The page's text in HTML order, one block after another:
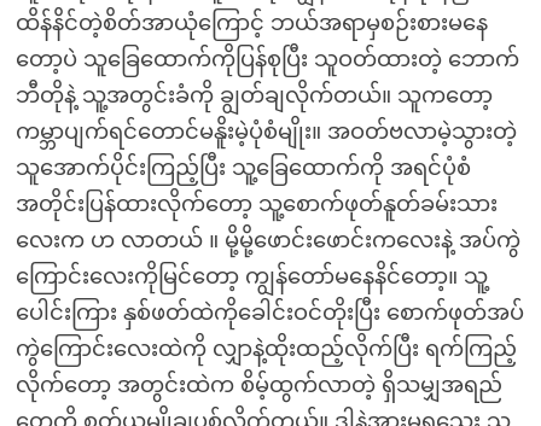
ထိန်နိင်တဲ့စိတ်အာယုံကြောင့် ဘယ်အရာမှစဉ်းစားမနေ
တော့ပဲ သူခြေထောက်ကိုပြန်စုပြီး သူဝတ်ထားတဲ့ ဘောက်
ဘီတိုနဲ့ သူ့အတွင်းခံကို ချွတ်ချလိုက်တယ်။ သူကတော့
ကမ္ဘာပျက်ရင်တောင်မနိူးမဲ့ပုံစံမျိုး။ အဝတ်ဗလာမဲ့သွားတဲ့
သူအောက်ပိုင်းကြည့်ပြီး သူ့ခြေထောက်ကို အရင်ပုံစံ
အတိုင်းပြန်ထားလိုက်တော့ သူ့စောက်ဖုတ်နူတ်ခမ်းသား
လေးက ဟ လာတယ် ။ မို့မို့ဖောင်းဖောင်းကလေးနဲ့ အပ်ကွဲ
ကြောင်းလေးကိုမြင်တော့ ကျွန်တော်မနေနိင်တော့။ သူ့
ပေါင်းကြား နှစ်ဖတ်ထဲကိုခေါင်းဝင်တိုးပြီး စောက်ဖုတ်အပ်
ကွဲကြောင်းလေးထဲကို လျှာနဲ့ထိုးထည့်လိုက်ပြီး ရက်ကြည့်
လိုက်တော့ အတွင်းထဲက စိမ့်ထွက်လာတဲ့ ရှိသမျှအရည်
တွေကို စုတ်ယူမျိုချပစ်လိုက်တယ်။ ဒါနဲ့အားမရသေး သူ့